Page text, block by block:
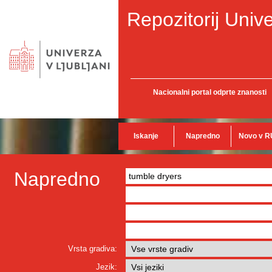
Repozitorij
Nacionalni portal odprte znanosti
Iskanje Napredno Novo v
Napredno
Vrsta gradiva:
Jezik: